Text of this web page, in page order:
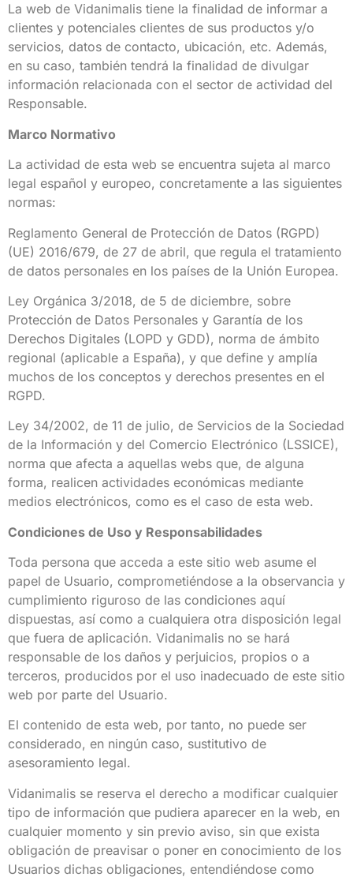
La web de Vidanimalis tiene la finalidad de informar a
clientes y potenciales clientes de sus productos y/o
servicios, datos de contacto, ubicación, etc. Además,
en su caso, también tendrá la finalidad de divulgar
información relacionada con el sector de actividad del
Responsable.
Marco Normativo
La actividad de esta web se encuentra sujeta al marco
legal español y europeo, concretamente a las siguientes
normas:
Reglamento General de Protección de Datos (RGPD)
(UE) 2016/679, de 27 de abril, que regula el tratamiento
de datos personales en los países de la Unión Europea.
Ley Orgánica 3/2018, de 5 de diciembre, sobre
Protección de Datos Personales y Garantía de los
Derechos Digitales (LOPD y GDD), norma de ámbito
regional (aplicable a España), y que define y amplía
muchos de los conceptos y derechos presentes en el
RGPD.
Ley 34/2002, de 11 de julio, de Servicios de la Sociedad
de la Información y del Comercio Electrónico (LSSICE),
norma que afecta a aquellas webs que, de alguna
forma, realicen actividades económicas mediante
medios electrónicos, como es el caso de esta web.
Condiciones de Uso y Responsabilidades
Toda persona que acceda a este sitio web asume el
papel de Usuario, comprometiéndose a la observancia y
cumplimiento riguroso de las condiciones aquí
dispuestas, así como a cualquiera otra disposición legal
que fuera de aplicación. Vidanimalis no se hará
responsable de los daños y perjuicios, propios o a
terceros, producidos por el uso inadecuado de este sitio
web por parte del Usuario.
El contenido de esta web, por tanto, no puede ser
considerado, en ningún caso, sustitutivo de
asesoramiento legal.
Vidanimalis se reserva el derecho a modificar cualquier
tipo de información que pudiera aparecer en la web, en
cualquier momento y sin previo aviso, sin que exista
obligación de preavisar o poner en conocimiento de los
Usuarios dichas obligaciones, entendiéndose como